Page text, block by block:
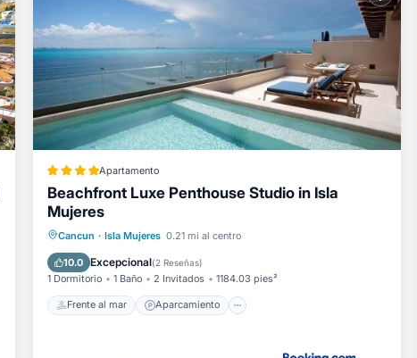
Apartamento
Beachfront Luxe Penthouse Studio in Isla
Mujeres
Cancun · Isla Mujeres 0.21 mi al centro
10.0 Excepcional(2 Reseñas)
1 Dormitorio 1 Baño 2 Invitados 1184.03 pies²
Frente al mar Aparcamiento
Frente al mar Aparcamiento
Vista al mar